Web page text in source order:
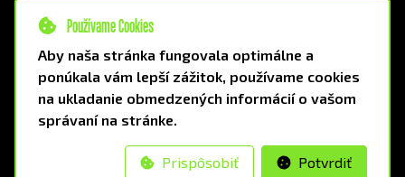
Používame Cookies
Aby naša stránka fungovala optimálne a
ponúkala vám lepší zážitok, používame cookies
na ukladanie obmedzených informácií o vašom
správaní na stránke.
Prispôsobiť Potvrdiť